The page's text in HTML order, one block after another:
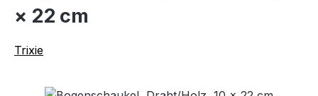
× 22 cm
Trixie